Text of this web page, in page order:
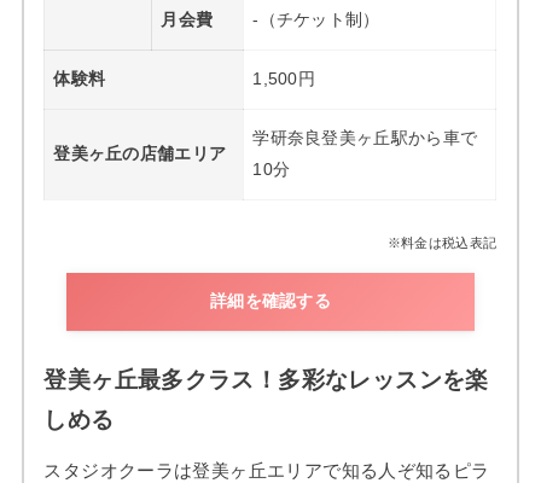
月会費 -（チケット制）
体験料 1,500円
登美ヶ丘の店舗エリア
学研奈良登美ヶ丘駅から車で
10分
※料金は税込表記
詳細を確認する
登美ヶ丘最多クラス！多彩なレッスンを楽
しめる
スタジオクーラは登美ヶ丘エリアで知る人ぞ知るピラ